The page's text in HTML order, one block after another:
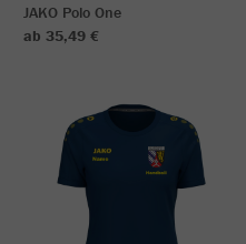
JAKO Polo One
ab 35,49 €